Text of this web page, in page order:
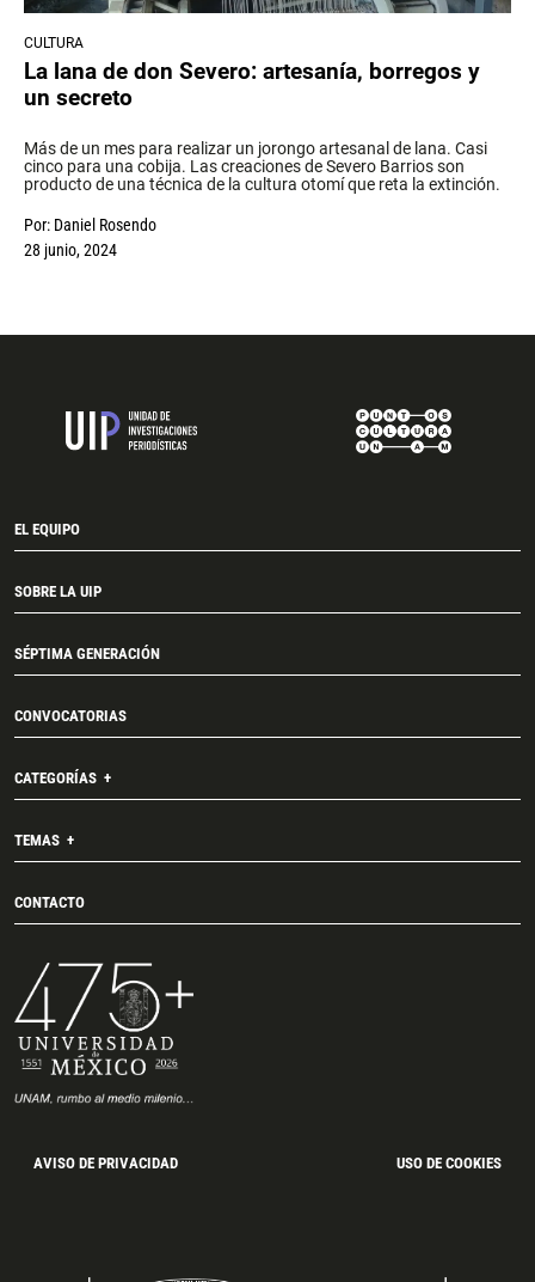
CULTURA
La lana de don Severo: artesanía, borregos y
un secreto
Más de un mes para realizar un jorongo artesanal de lana. Casi
cinco para una cobija. Las creaciones de Severo Barrios son
producto de una técnica de la cultura otomí que reta la extinción.
Por: Daniel Rosendo
28 junio, 2024
EL EQUIPO
SOBRE LA UIP
SÉPTIMA GENERACIÓN
CONVOCATORIAS
CATEGORÍAS
TEMAS
CONTACTO
AVISO DE PRIVACIDAD USO DE COOKIES